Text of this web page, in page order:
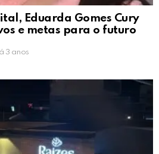
Eduarda Gomes Cury
e metas para o futuro
3 anos